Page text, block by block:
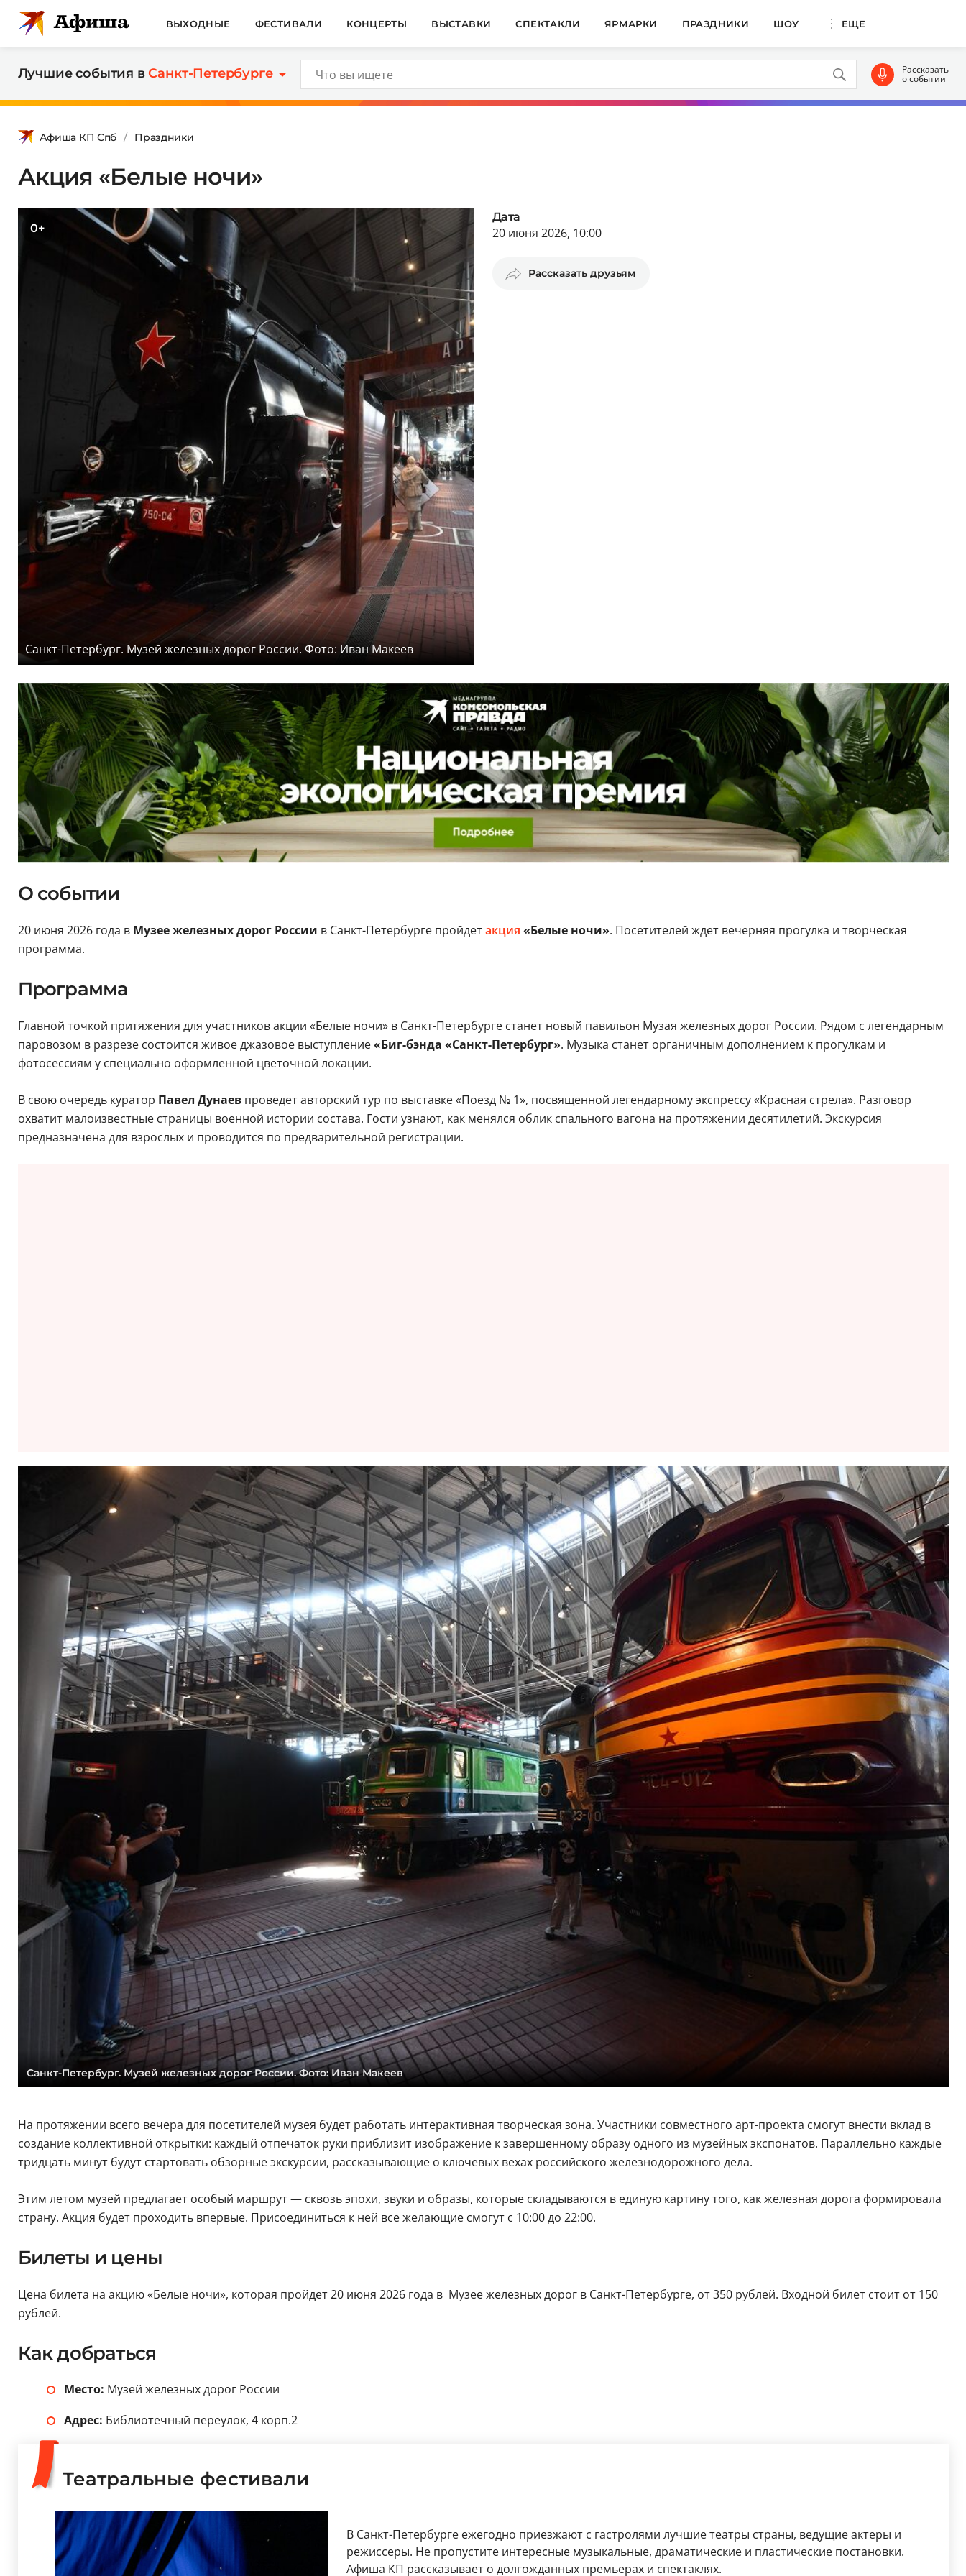
ВЫХОДНЫЕ ФЕСТИВАЛИ КОНЦЕРТЫ ВЫСТАВКИ СПЕКТАКЛИ ЯРМАРКИ ПРАЗДНИКИ ШОУ ЕЩЕ
Лучшие события вСанкт-Петербурге Рассказать
о событии
Афиша КП Спб Праздники
Акция «Белые ночи»
0+
Санкт-Петербург. Музей железных дорог России. Фото: Иван Макеев
Дата
20 июня 2026, 10:00
Рассказать друзьям
О событии
20 июня 2026 года в Музее железных дорог России в Санкт-Петербурге пройдетакция «Белые ночи». Посетителей ждет вечерняя прогулка и творческая
программа.
Программа
Главной точкой притяжения для участников акции «Белые ночи» в Санкт-Петербурге станет новый павильон Музая железных дорог России. Рядом с легендарным
паровозом в разрезе состоится живое джазовое выступление«Биг-бэнда «Санкт-Петербург». Музыка станет органичным дополнением к прогулкам и
фотосессиям у специально оформленной цветочной локации.
В свою очередь куратор Павел Дунаевпроведет авторский тур по выставке «Поезд № 1», посвященной легендарному экспрессу «Красная стрела». Разговор
охватит малоизвестные страницы военной истории состава. Гости узнают, как менялся облик спального вагона на протяжении десятилетий. Экскурсия
предназначена для взрослых и проводится по предварительной регистрации.
Санкт-Петербург. Музей железных дорог России. Фото: Иван Макеев
На протяжении всего вечера для посетителей музея будет работать интерактивная творческая зона. Участники совместного арт-проекта смогут внести вклад в
создание коллективной открытки: каждый отпечаток руки приблизит изображение к завершенному образу одного из музейных экспонатов. Параллельно каждые
тридцать минут будут стартовать обзорные экскурсии, рассказывающие о ключевых вехах российского железнодорожного дела.
Этим летом музей предлагает особый маршрут — сквозь эпохи, звуки и образы, которые складываются в единую картину того, как железная дорога формировала
страну. Акция будет проходить впервые. Присоединиться к ней все желающие смогут с 10:00 до 22:00.
Билеты и цены
Цена билета на акцию «Белые ночи», которая пройдет 20 июня 2026 года в Музее железных дорог в Санкт-Петербурге, от 350 рублей. Входной билет стоит от 150
рублей.
Как добраться
Место: Музей железных дорог России
Адрес: Библиотечный переулок, 4 корп.2
Театральные фестивали
В Санкт-Петербурге ежегодно приезжают с гастролями лучшие театры страны, ведущие актеры и
режиссеры. Не пропустите интересные музыкальные, драматические и пластические постановки.
Афиша КП рассказывает о долгожданных премьерах и спектаклях.